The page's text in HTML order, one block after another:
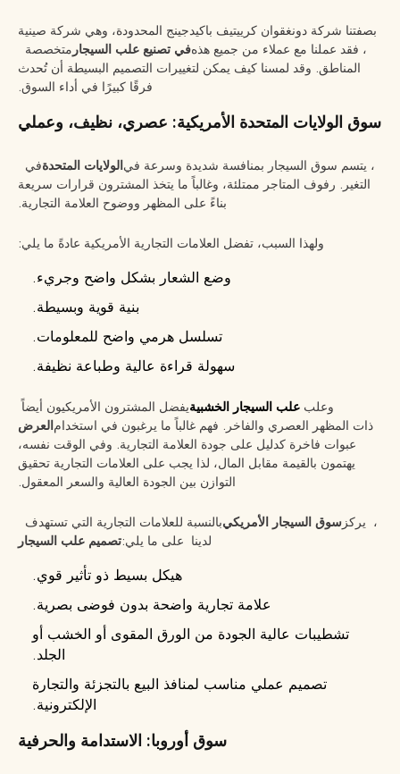
بصفتنا شركة دونغقوان كرييتيف باكيدجينج المحدودة، وهي شركة صينية
متخصصة في تصنيع علب السيجار، فقد عملنا مع عملاء من جميع هذه
المناطق. وقد لمسنا كيف يمكن لتغييرات التصميم البسيطة أن تُحدث
فرقًا كبيرًا في أداء السوق.
سوق الولايات المتحدة الأمريكية: عصري، نظيف، وعملي
فيالولايات المتحدة، يتسم سوق السيجار بمنافسة شديدة وسرعة في
التغير. رفوف المتاجر ممتلئة، وغالباً ما يتخذ المشترون قرارات سريعة
بناءً على المظهر ووضوح العلامة التجارية.
ولهذا السبب، تفضل العلامات التجارية الأمريكية عادةً ما يلي:
وضع الشعار بشكل واضح وجريء.
بنية قوية وبسيطة.
تسلسل هرمي واضح للمعلومات.
سهولة قراءة عالية وطباعة نظيفة.
يفضل المشترون الأمريكيون أيضاًعلب السيجار الخشبية وعلب
العرضذات المظهر العصري والفاخر. فهم غالباً ما يرغبون في استخدام
عبوات فاخرة كدليل على جودة العلامة التجارية. وفي الوقت نفسه،
يهتمون بالقيمة مقابل المال، لذا يجب على العلامات التجارية تحقيق
التوازن بين الجودة العالية والسعر المعقول.
بالنسبة للعلامات التجارية التي تستهدفسوق السيجار الأمريكي، يركز
تصميم علب السيجارلدينا على ما يلي:
هيكل بسيط ذو تأثير قوي.
علامة تجارية واضحة بدون فوضى بصرية.
تشطيبات عالية الجودة من الورق المقوى أو الخشب أو
الجلد.
تصميم عملي مناسب لمنافذ البيع بالتجزئة والتجارة
الإلكترونية.
سوق أوروبا: الاستدامة والحرفية